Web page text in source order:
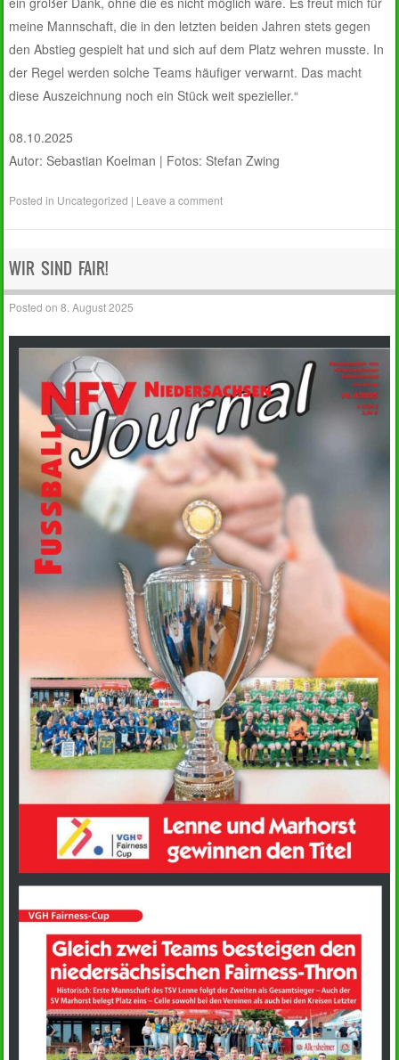
meine Mannschaft, die in den letzten beiden Jahren stets gegen
den Abstieg gespielt hat und sich auf dem Platz wehren musste. In
der Regel werden solche Teams häufiger verwarnt. Das macht
diese Auszeichnung noch ein Stück weit spezieller.“
08.10.2025
Autor: Sebastian Koelman | Fotos: Stefan Zwing
Posted in Uncategorized | Leave a comment
WIR SIND FAIR!
Posted on8. August 2025